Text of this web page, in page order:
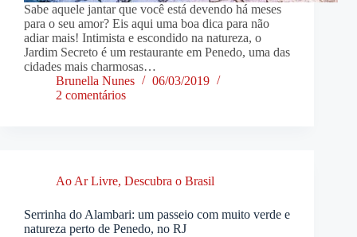
Sabe aquele jantar que você está devendo há meses
para o seu amor? Eis aqui uma boa dica para não
adiar mais! Intimista e escondido na natureza, o
Jardim Secreto é um restaurante em Penedo, uma das
cidades mais charmosas…
Brunella Nunes
06/03/2019
2 comentários
Ao Ar Livre, Descubra o Brasil
Serrinha do Alambari: um passeio com muito verde e
natureza perto de Penedo, no RJ